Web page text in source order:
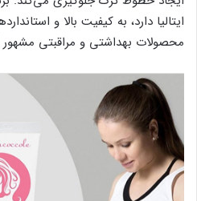
ایتالیا دارد، به کیفیت بالا و
محصولات بهداشتی و مراقبتی